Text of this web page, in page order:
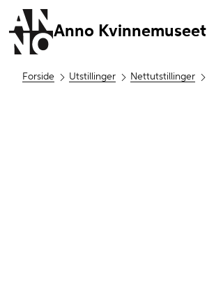
Anno Kvinnemuseet
Forside Utstillinger Nettutstillinger